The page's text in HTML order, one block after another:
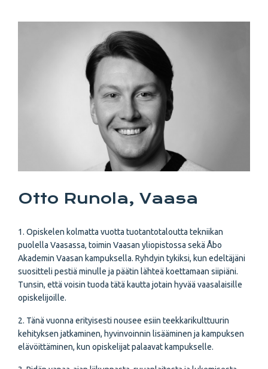
Otto Runola, Vaasa
1. Opiskelen kolmatta vuotta tuotantotaloutta tekniikan
puolella Vaasassa, toimin Vaasan yliopistossa sekä Åbo
Akademin Vaasan kampuksella. Ryhdyin tykiksi, kun edeltäjäni
suositteli pestiä minulle ja päätin lähteä koettamaan siipiäni.
Tunsin, että voisin tuoda tätä kautta jotain hyvää vaasalaisille
opiskelijoille.
2. Tänä vuonna erityisesti nousee esiin teekkarikulttuurin
kehityksen jatkaminen, hyvinvoinnin lisääminen ja kampuksen
elävöittäminen, kun opiskelijat palaavat kampukselle.